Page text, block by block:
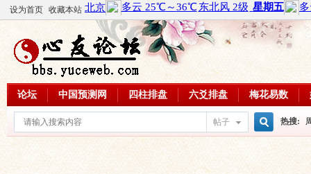
设为首页 收藏本站
论坛 中国预测网 四柱排盘 六爻排盘 梅花易数
帖子 热搜:
周易教